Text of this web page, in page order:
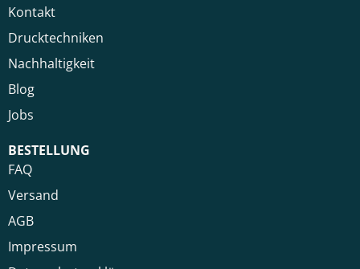
Kontakt
Drucktechniken
Nachhaltigkeit
Blog
Jobs
BESTELLUNG
FAQ
Versand
AGB
Impressum